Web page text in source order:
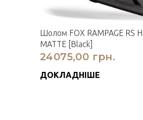
Шолом FOX RAMPAGE RS
MATTE [Black]
24075,00 грн.
ДОКЛАДНІШЕ